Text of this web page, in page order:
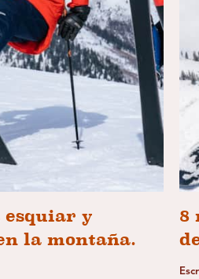
esquiar y
la montaña.
8